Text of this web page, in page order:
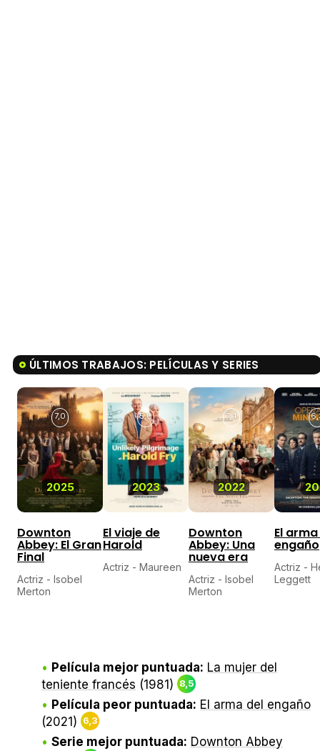
ÚLTIMOS TRABAJOS: PELÍCULAS Y SERIES
2025
7,0
Downton
Abbey: El Gran
Final
Actriz - Isobel
Merton
2023
5,0
El viaje de
Harold
Actriz - Maureen
2022
7,4
Downton
Abbey: Una
nueva era
Actriz - Isobel
Merton
El
engaño
Actriz -
Leggett
Película mejor puntuada: La mujer del
teniente francés (1981) 8,5
Película peor puntuada: El arma del engaño
(2021)
6,3
Serie mejor puntuada: Downton Abbey